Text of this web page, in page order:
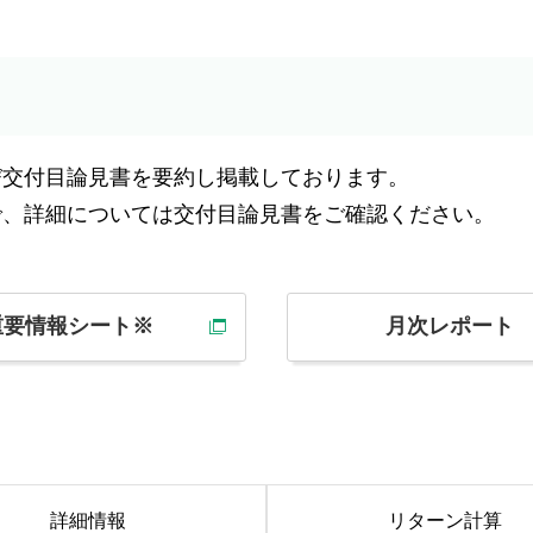
付目論見書を要約し掲載しております。
詳細については交付目論見書をご確認ください。
要情報シート※ 月次レポート
詳細情報 リターン計算